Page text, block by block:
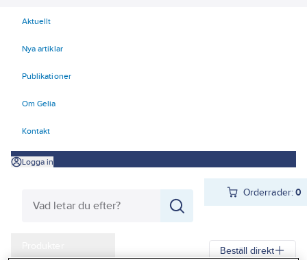
Aktuellt
Nya artiklar
Publikationer
Om Gelia
Kontakt
Logga in
Orderrader:0
Beställ direkt